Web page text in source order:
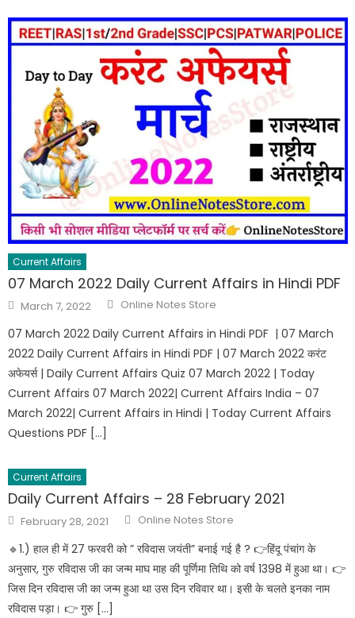
Current Affairs
07 March 2022 Daily Current Affairs in Hindi PDF
March 7, 2022 Online Notes Store
07 March 2022 Daily Current Affairs in Hindi PDF | 07 March
2022 Daily Current Affairs in Hindi PDF | 07 March 2022 करंट
अफेयर्स | Daily Current Affairs Quiz 07 March 2022 | Today
Current Affairs 07 March 2022| Current Affairs India – 07
March 2022| Current Affairs in Hindi | Today Current Affairs
Questions PDF […]
Current Affairs
Daily Current Affairs – 28 February 2021
February 28, 2021 Online Notes Store
🔹️1.) हाल ही में 27 फरवरी को ” रविदास जयंती” बनाई गई है ? 👉हिंदू पंचांग के
अनुसार, गुरु रविदास जी का जन्म माघ माह की पूर्णिमा तिथि को वर्ष 1398 में हुआ था। 👉
जिस दिन रविदास जी का जन्म हुआ था उस दिन रविवार था। इसी के चलते इनका नाम
रविदास पड़ा। 👉 गुरु […]